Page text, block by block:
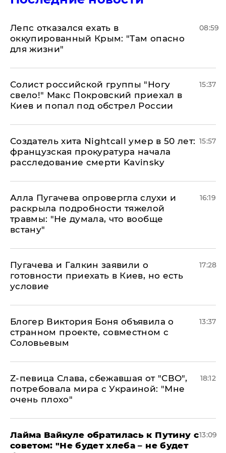
Лепс отказался ехать в
оккупированный Крым: "Там опасно
для жизни"
08:59
Солист российской группы "Ногу
свело!" Макс Покровский приехал в
Киев и попал под обстрел России
15:37
Создатель хита Nightcall умер в 50 лет:
французская прокуратура начала
расследование смерти Kavinsky
15:57
Алла Пугачева опровергла слухи и
раскрыла подробности тяжелой
травмы: "Не думала, что вообще
встану"
16:19
Пугачева и Галкин заявили о
готовности приехать в Киев, но есть
условие
17:28
Блогер Виктория Боня объявила о
странном проекте, совместном с
Соловьевым
13:37
Z-певица Слава, сбежавшая от "СВО",
потребовала мира с Украиной: "Мне
очень плохо"
18:12
Лайма Вайкуле обратилась к Путину с
советом: "Не будет хлеба – не будет
13:09